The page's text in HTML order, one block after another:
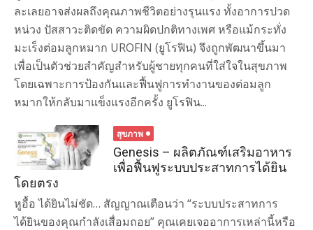
ละเลยอาจส่งผลถึงคุณภาพชีวิตอย่างรุนแรง ทั้งอาการปวด
หน่วง ปัสสาวะติดขัด ความผิดปกติทางเพศ หรือแม้กระทั่ง
มะเร็งต่อมลูกหมาก UROFIN (ยูโรฟิน) จึงถูกพัฒนาขึ้นมา
เพื่อเป็นตัวช่วยสำคัญสำหรับผู้ชายทุกคนที่ใส่ใจในสุขภาพ
โดยเฉพาะการป้องกันและฟื้นฟูการทำงานของต่อมลูก
หมากให้กลับมาแข็งแรงอีกครั้ง ยูโรฟิน...
สุขภาพ
Genesis – ผลิตภัณฑ์เสริมอาหาร
เพื่อฟื้นฟูระบบประสาทการได้ยิน
โดยตรง
หูอื้อ ได้ยินไม่ชัด… สัญญาณเตือนว่า “ระบบประสาทการ
ได้ยินของคุณกำลังเสื่อมถอย” คุณเคยเจออาการเหล่านี้หรือ